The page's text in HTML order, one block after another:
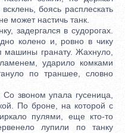
боясь расплескать
может настичь танк.
задергался в судорогах.
колено и, ровно в чику
машины гранату. Жахнуло,
ударило комками
по траншее, словно
звоном упала гусеница,
По броне, на которой с
пулями, еще кто-то
лупили по танку